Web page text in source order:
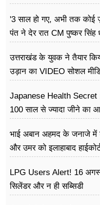
'3 साल हो गए, अभी तक कोई
पंत ने देर रात CM पुष्कर सिंह
उत्तराखंड के युवक ने तैयार
उड़ान का VIDEO सोशल
Japanese Health
100 साल से ज्यादा जीने का
भाई अबान अहमद के जनाजे में
और उमर को इलाहाबाद
LPG Users Alert! 16
सिलेंडर और न ही सब्सिडी